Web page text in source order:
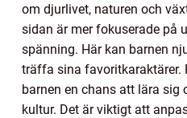
om djurlivet, naturen och
sidan är mer fokuserade på
spänning. Här kan barnen
träffa sina favoritkaraktärer.
barnen en chans att lära sig
kultur. Det är viktigt att